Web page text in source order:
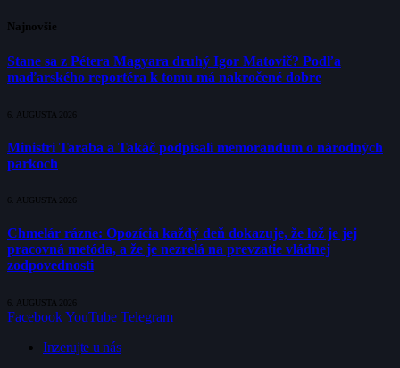
Najnovšie
Stane sa z Pétera Magyara druhý Igor Matovič? Podľa
maďarského reportéra k tomu má nakročené dobre
6. AUGUSTA 2026
Ministri Taraba a Takáč podpísali memorandum o národných
parkoch
6. AUGUSTA 2026
Chmelár rázne: Opozícia každý deň dokazuje, že lož je jej
pracovná metóda, a že je nezrelá na prevzatie vládnej
zodpovednosti
6. AUGUSTA 2026
FacebookYouTube Telegram
Inzerujte u nás